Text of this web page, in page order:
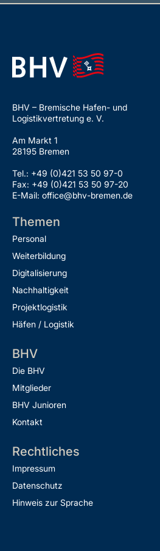
BHV – Bremische Hafen- und
Logistikvertretung e. V.
Am Markt 1
28195 Bremen
Tel.: +49 (0)421 53 50 97-0
Fax: +49 (0)421 53 50 97-20
E-Mail: office@bhv-bremen.de
Themen
Personal
Weiterbildung
Digitalisierung
Nachhaltigkeit
Projektlogistik
Häfen / Logistik
BHV
Die BHV
Mitglieder
BHV Junioren
Kontakt
Rechtliches
Impressum
Datenschutz
Hinweis zur Sprache